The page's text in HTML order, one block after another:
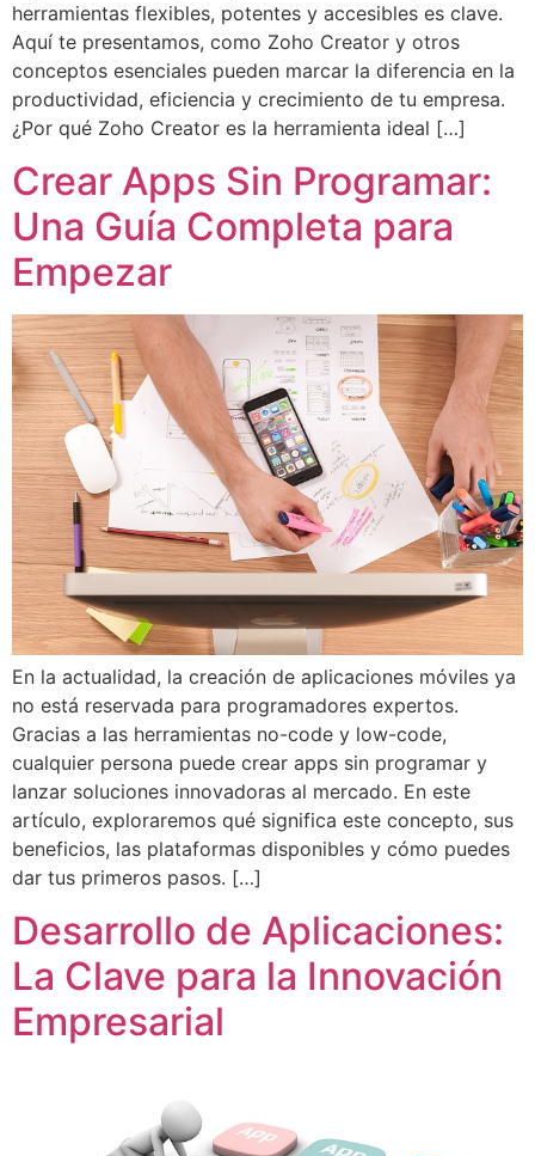
herramientas flexibles, potentes y accesibles es clave.
Aquí te presentamos, como Zoho Creator y otros
conceptos esenciales pueden marcar la diferencia en la
productividad, eficiencia y crecimiento de tu empresa.
¿Por qué Zoho Creator es la herramienta ideal […]
Crear Apps Sin Programar:
Una Guía Completa para
Empezar
En la actualidad, la creación de aplicaciones móviles ya
no está reservada para programadores expertos.
Gracias a las herramientas no-code y low-code,
cualquier persona puede crear apps sin programar y
lanzar soluciones innovadoras al mercado. En este
artículo, exploraremos qué significa este concepto, sus
beneficios, las plataformas disponibles y cómo puedes
dar tus primeros pasos. […]
Desarrollo de Aplicaciones:
La Clave para la Innovación
Empresarial